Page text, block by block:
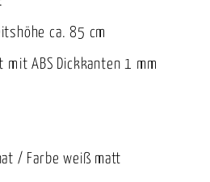
ca. 85 cm
mit ABS Dickkanten 1 mm
/ Farbe weiß matt